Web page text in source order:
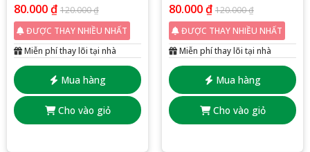
80.000₫ 120.000₫
Mua hàng
Cho vào giỏ
ĐƯỢC THAY NHIỀU NHẤT
Miễn phí thay lõi tại nhà
80.000₫ 120.000₫
Mua hàng
Cho vào giỏ
ĐƯỢC THAY NHIỀU NHẤT
Miễn phí thay lõi tại nhà